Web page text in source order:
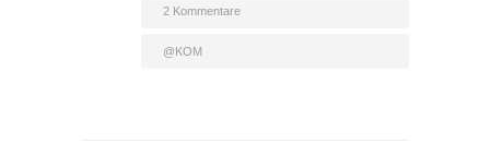
2 Kommentare
@KOM